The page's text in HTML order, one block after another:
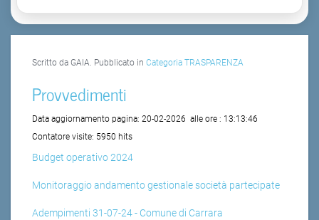
Scritto da GAIA. Pubblicato in Categoria TRASPARENZA
Provvedimenti
Data aggiornamento pagina: 20-02-2026 alle ore : 13:13:46
Contatore visite: 5950 hits
Budget operativo 2024
Monitoraggio andamento gestionale società partecipate
Adempimenti 31-07-24 - Comune di Carrara